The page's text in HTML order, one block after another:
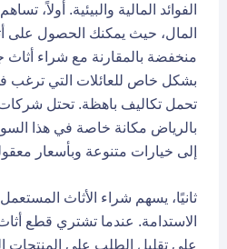
الفوائد المالية والبيئية. أولاً،
المال، حيث يمكنك الحصول على
منخفضة بالمقارنة مع شراء أثاث
بشكل خاص للعائلات التي ترغب
تحمل تكاليف باهظة. تحتل
بالرياض مكانة خاصة في هذا
إلى خيارات متنوعة وبأسعار
ثانيًا، يسهم شراء الأثاث
الاستدامة. عندما تشتري قطع
على تقليل الطلب على المنتجات